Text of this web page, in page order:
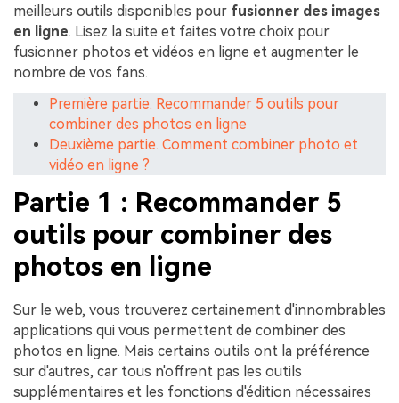
meilleurs outils disponibles pour fusionner des images
en ligne. Lisez la suite et faites votre choix pour
fusionner photos et vidéos en ligne et augmenter le
nombre de vos fans.
Première partie. Recommander 5 outils pour
combiner des photos en ligne
Deuxième partie. Comment combiner photo et
vidéo en ligne ?
Partie 1 : Recommander 5
outils pour combiner des
photos en ligne
Sur le web, vous trouverez certainement d'innombrables
applications qui vous permettent de combiner des
photos en ligne. Mais certains outils ont la préférence
sur d'autres, car tous n'offrent pas les outils
supplémentaires et les fonctions d'édition nécessaires